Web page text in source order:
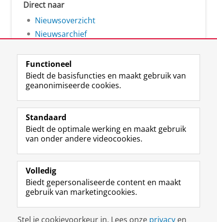
Direct naar
Nieuwsoverzicht
Nieuwsarchief
Volg de RUG
F
a
e
b
o
p
a
i
n
L
i
k
e
I
-
p
g
i
R
S
-
f
e
R
k
s
I
n
t
r
m
c
c
Y
o
T
e
k
a
a
Studiekiezers
Alumni
Over ons
Disclaimer & Copyright
Functioneel
Biedt de basisfuncties en maakt gebruik van
geanonimiseerde cookies.
Standaard
Biedt de optimale werking en maakt gebruik
van onder andere videocookies.
Volledig
Biedt gepersonaliseerde content en maakt
gebruik van marketingcookies.
Stel je cookievoorkeur in. Lees onze privacy en